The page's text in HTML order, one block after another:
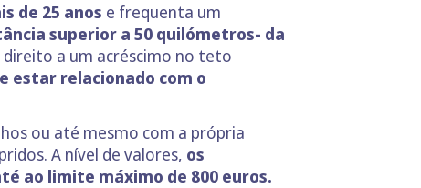
de 25 anos e frequenta um
superior a 50 quilómetros- da
a um acréscimo no teto
estar relacionado com o
ou até mesmo com a própria
A nível de valores, os
ao limite máximo de 800 euros.